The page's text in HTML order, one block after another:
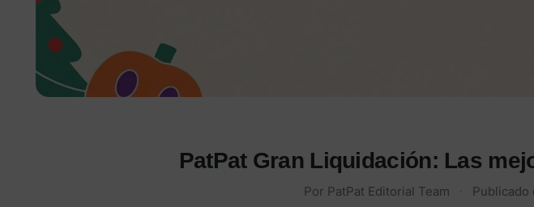
PatPat Gran Liquidación: Las
Por PatPat Editorial Team Publicado